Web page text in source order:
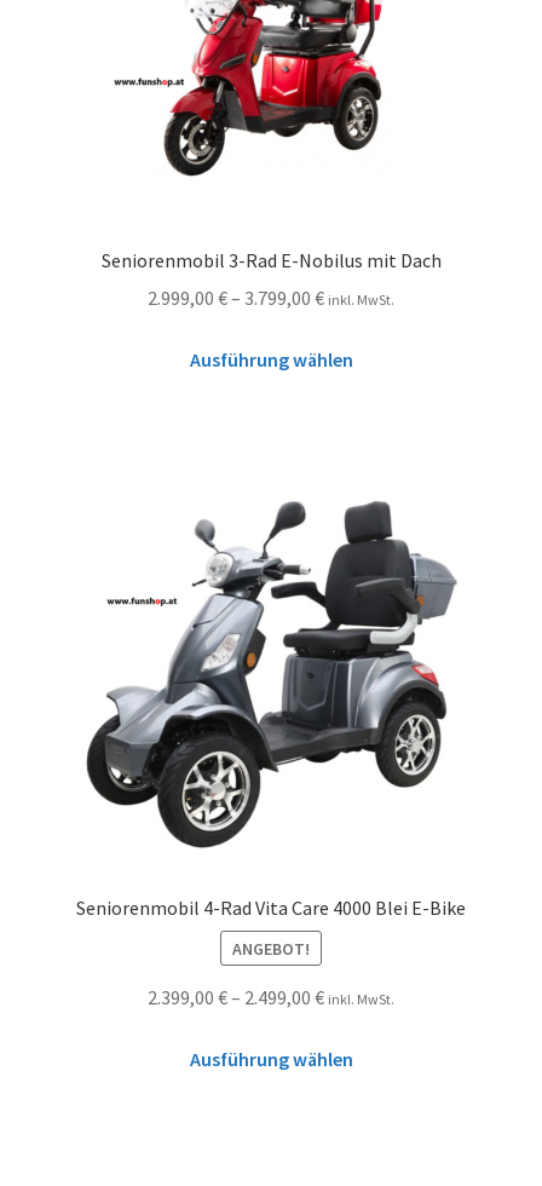
Seniorenmobil 3-Rad E-Nobilus mit Dach
2.999,00 €– 3.799,00 € inkl. MwSt.
Ausführung wählen
Seniorenmobil 4-Rad Vita Care 4000 Blei E-Bike
ANGEBOT!
2.399,00 €– 2.499,00 € inkl. MwSt.
Ausführung wählen